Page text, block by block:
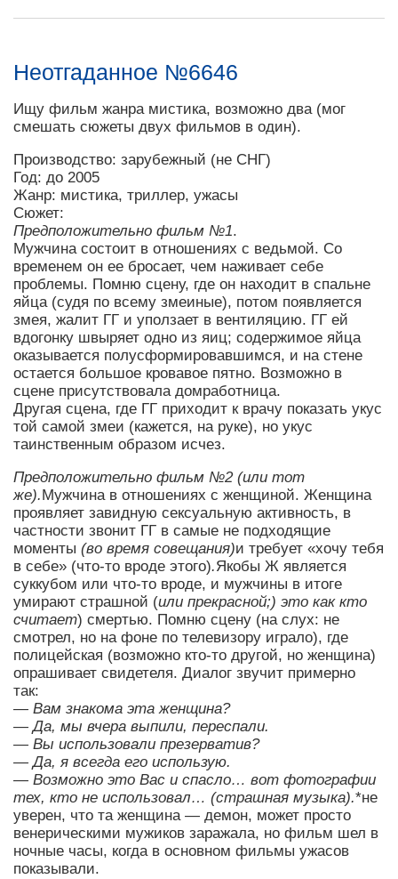
Неотгаданное №6646
Ищу фильм жанра мистика, возможно два (мог
смешать сюжеты двух фильмов в один).
Производство: зарубежный (не СНГ)
Год: до 2005
Жанр: мистика, триллер, ужасы
Сюжет:
Предположительно фильм №1.
Мужчина состоит в отношениях с ведьмой. Со
временем он ее бросает, чем наживает себе
проблемы. Помню сцену, где он находит в спальне
яйца (судя по всему змеиные), потом появляется
змея, жалит ГГ и уползает в вентиляцию. ГГ ей
вдогонку швыряет одно из яиц; содержимое яйца
оказывается полусформировавшимся, и на стене
остается большое кровавое пятно. Возможно в
сцене присутствовала домработница.
Другая сцена, где ГГ приходит к врачу показать укус
той самой змеи (кажется, на руке), но укус
таинственным образом исчез.
Предположительно фильм №2 (или тот
же).Мужчина в отношениях с женщиной. Женщина
проявляет завидную сексуальную активность, в
частности звонит ГГ в самые не подходящие
моменты (во время совещания)и требует «хочу тебя
в себе» (что-то вроде этого).Якобы Ж является
суккубом или что-то вроде, и мужчины в итоге
умирают страшной (или прекрасной;) это как кто
считает) смертью. Помню сцену (на слух: не
смотрел, но на фоне по телевизору играло), где
полицейская (возможно кто-то другой, но женщина)
опрашивает свидетеля. Диалог звучит примерно
так:
— Вам знакома эта женщина?
— Да, мы вчера выпили, переспали.
— Вы использовали презерватив?
— Да, я всегда его использую.
— Возможно это Вас и спасло… вот фотографии
тех, кто не использовал… (страшная музыка).*не
уверен, что та женщина — демон, может просто
венерическими мужиков заражала, но фильм шел в
ночные часы, когда в основном фильмы ужасов
показывали.